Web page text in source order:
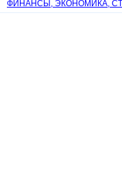
ФИНАНСЫ, ЭКОНОМИКА,